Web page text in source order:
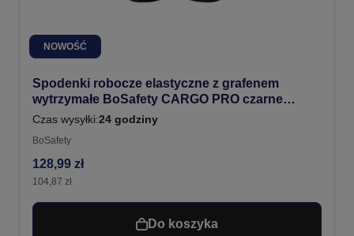
NOWOŚĆ
Spodenki robocze elastyczne z grafenem
wytrzymałe BoSafety CARGO PRO czarne
#Bestseller
Czas wysyłki:24 godziny
BoSafety
128,99 zł
104,87 zł
Do koszyka